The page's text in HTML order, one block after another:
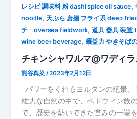
レシピ 調味料 粉 dashi spice oil sauce,
noodle, 天ぷら 唐揚 フライ系 deep
チ oversea fieldwork,道具 器具 装置
wine beer beverage,麺益力 やきそば
チキンシャワルマ@ワディ
熊谷真菜 /2023年2月12日
パワーをくれるヨルダンの絶景、
雄大な自然の中で、ベドウィン族
で、歴史を紡いできた営みの一端